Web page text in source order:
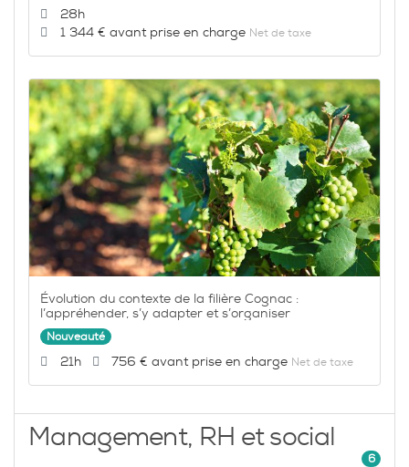
Durée :
28h
Prix :
1 344 € Net de taxe
Évolution du contexte de la filière Cognac :
l’appréhender, s’y adapter et s’organiser
Nouveauté
Durée :
21h Prix :
756 € Net de taxe
Management, RH et social
6